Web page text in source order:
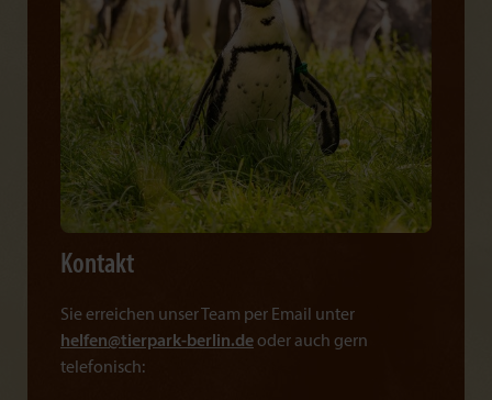
Kontakt
Sie erreichen unser Team per Email unter
helfen@tierpark-berlin.de oder auch gern
telefonisch: